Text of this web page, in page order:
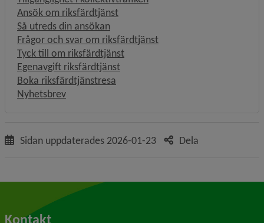
Ansök om riksfärdtjänst
Så utreds din ansökan
Frågor och svar om riksfärdtjänst
Tyck till om riksfärdtjänst
Egenavgift riksfärdtjänst
Boka riksfärdtjänstresa
Nyhetsbrev
Sidan uppdaterades 2026-01-23 Dela
Kontakt